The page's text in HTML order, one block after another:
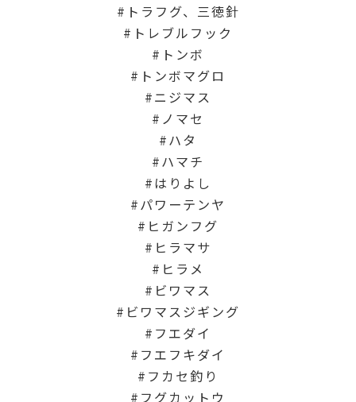
トラフグ、三徳針
トレブルフック
トンボ
トンボマグロ
ニジマス
ノマセ
ハタ
ハマチ
はりよし
パワーテンヤ
ヒガンフグ
ヒラマサ
ヒラメ
ビワマス
ビワマスジギング
フエダイ
フエフキダイ
フカセ釣り
フグカットウ